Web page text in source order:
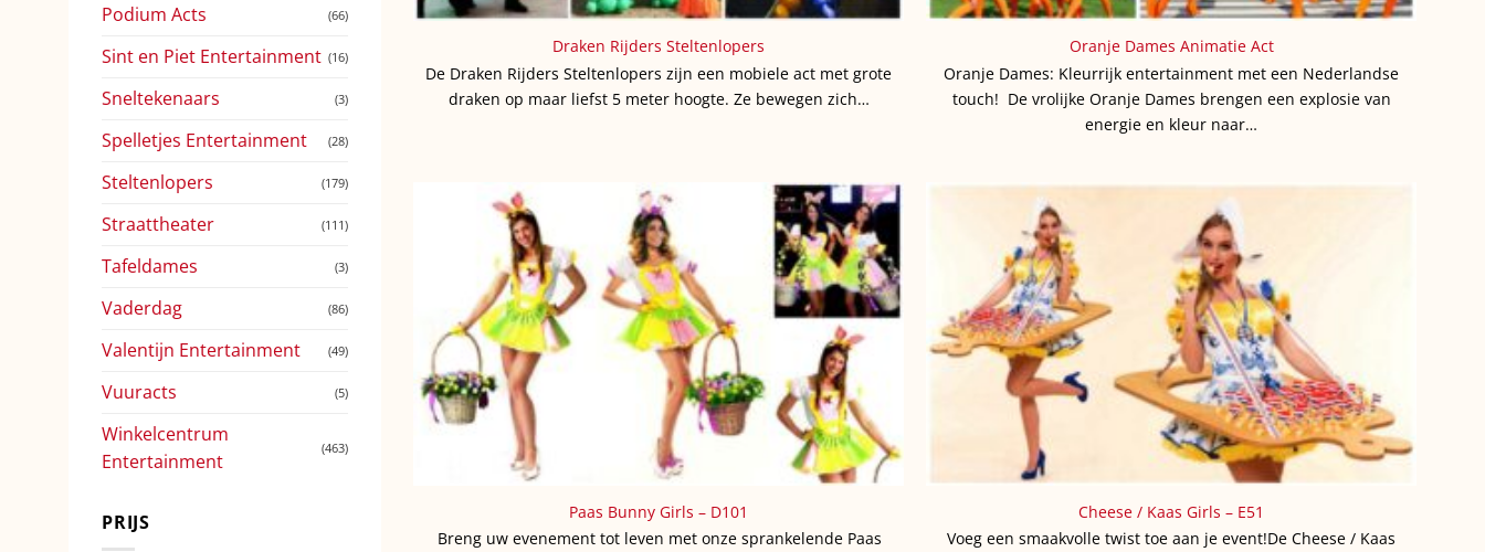
Podium Acts (66)
Sint en Piet Entertainment (16)
Sneltekenaars (3)
Spelletjes Entertainment (28)
Steltenlopers (179)
Straattheater (111)
Tafeldames (3)
Vaderdag (86)
Valentijn Entertainment (49)
Vuuracts (5)
Winkelcentrum
Entertainment
(463)
PRIJS
Draken Rijders Steltenlopers
De Draken Rijders Steltenlopers zijn een mobiele act met grote
draken op maar liefst 5 meter hoogte. Ze bewegen zich…
Oranje Dames Animatie Act
Oranje Dames: Kleurrijk entertainment met een Nederlandse
touch! De vrolijke Oranje Dames brengen een explosie van
energie en kleur naar…
Paas Bunny Girls – D101
Breng uw evenement tot leven met onze sprankelende Paas
Cheese / Kaas Girls – E51
Voeg een smaakvolle twist toe aan je event!De Cheese / Kaas